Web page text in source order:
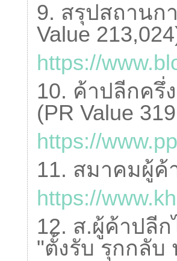
9. สรุปสถานก
Value
https://
10. ค้าปลีกครึ่
(PR Value
https://
11. สมาคมผู้ค้
https://
12. ส.ผู้ค้าปลี
"ตั้งรับ รุกกลับ